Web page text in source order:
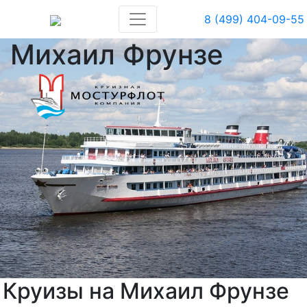
8 (499) 404-09-55
Михаил Фрунзе
Круизы на Михаил Фрунзе